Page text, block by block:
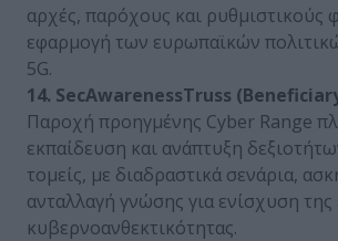
αρχές, παρόχους και ρυθμιστικούς
εφαρμογή των ευρωπαϊκών
5G.
14. SecAwarenessTruss
Παροχή προηγμένης Cyber Range
εκπαίδευση και ανάπτυξη
τομείς, με διαδραστικά σενάρια,
ανταλλαγή γνώσης για ενίσχυση
κυβερνοανθεκτικότητας.